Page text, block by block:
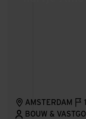
AMSTERDAM
BOUW &